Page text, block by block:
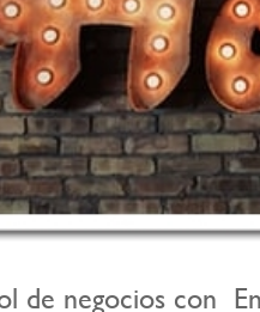
de negocios con